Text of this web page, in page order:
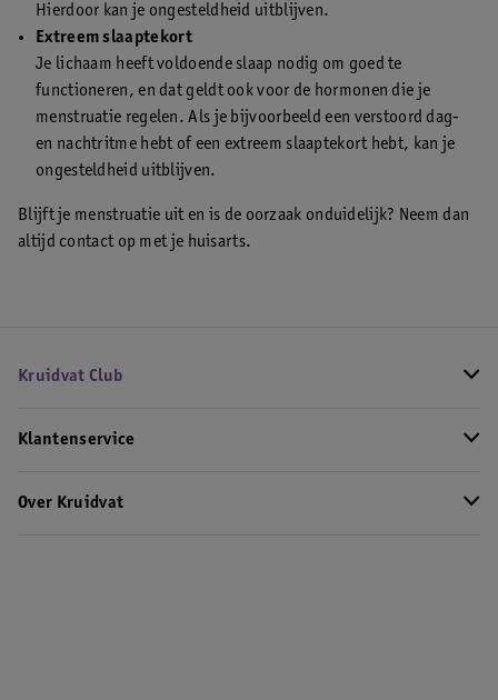
Hierdoor kan je ongesteldheid uitblijven.
Extreem slaaptekort
Je lichaam heeft voldoende slaap nodig om goed te
functioneren, en dat geldt ook voor de hormonen die je
menstruatie regelen. Als je bijvoorbeeld een verstoord dag-
en nachtritme hebt of een extreem slaaptekort hebt, kan je
ongesteldheid uitblijven.
Blijft je menstruatie uit en is de oorzaak onduidelijk? Neem dan
altijd contact op met je huisarts.
Kruidvat Club
Klantenservice
Over Kruidvat